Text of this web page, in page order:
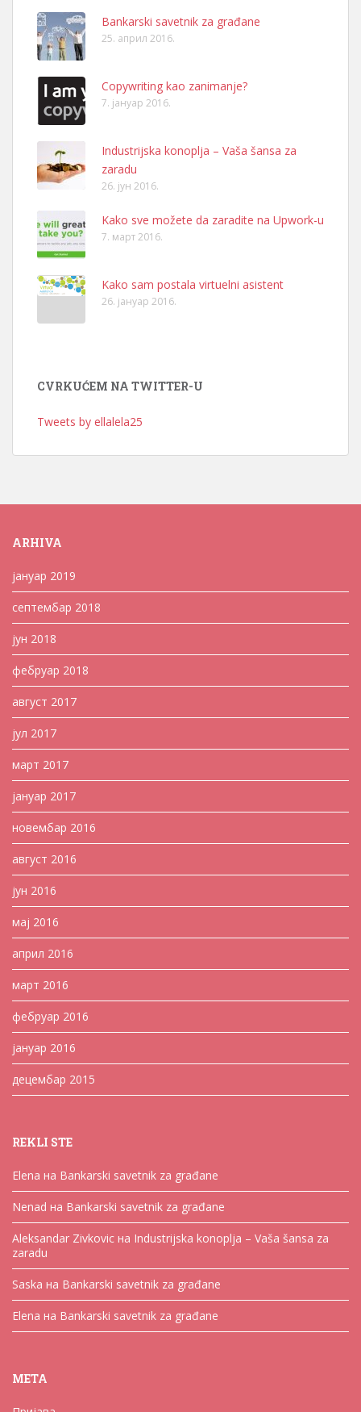
Bankarski savetnik za građane
25. април 2016.
Copywriting kao zanimanje?
7. јануар 2016.
Industrijska konoplja – Vaša šansa za
zaradu
26. јун 2016.
Kako sve možete da zaradite na Upwork-u
7. март 2016.
Kako sam postala virtuelni asistent
26. јануар 2016.
CVRKUĆEM NA TWITTER-U
Tweets by ellalela25
ARHIVA
јануар 2019
септембар 2018
јун 2018
фебруар 2018
август 2017
јул 2017
март 2017
јануар 2017
новембар 2016
август 2016
јун 2016
мај 2016
април 2016
март 2016
фебруар 2016
јануар 2016
децембар 2015
REKLI STE
Elena на Bankarski savetnik za građane
Nenad на Bankarski savetnik za građane
Aleksandar Zivkovic на Industrijska konoplja – Vaša šansa za
zaradu
Saska на Bankarski savetnik za građane
Elena на Bankarski savetnik za građane
МЕТА